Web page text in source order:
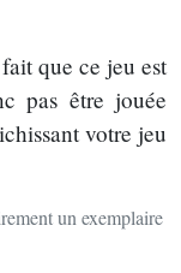
que ce jeu est
pas être jouée
votre jeu
un exemplaire